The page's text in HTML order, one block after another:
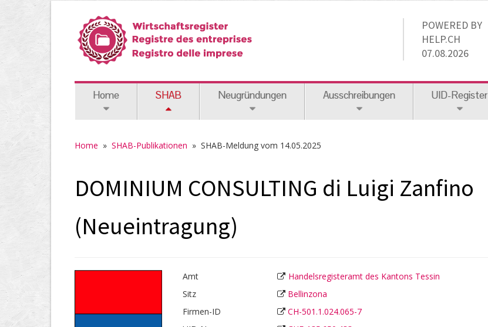
POWERED BY
HELP.CH
07.08.2026
Home SHAB Neugründungen Ausschreibungen UID-Register
Home » SHAB-Publikationen » SHAB-Meldung vom 14.05.2025
DOMINIUM CONSULTING di Luigi Zanfino
(Neueintragung)
Amt
Handelsregisteramt des Kantons Tessin
Sitz
Bellinzona
Firmen-ID
CH-501.1.024.065-7